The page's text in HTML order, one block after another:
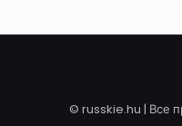
© russkie.hu | Все